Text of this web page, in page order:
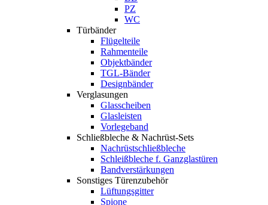
PZ
WC
Türbänder
Flügelteile
Rahmenteile
Objektbänder
TGL-Bänder
Designbänder
Verglasungen
Glasscheiben
Glasleisten
Vorlegeband
Schließbleche & Nachrüst-Sets
Nachrüstschließbleche
Schleißbleche f. Ganzglastüren
Bandverstärkungen
Sonstiges Türenzubehör
Lüftungsgitter
Spione